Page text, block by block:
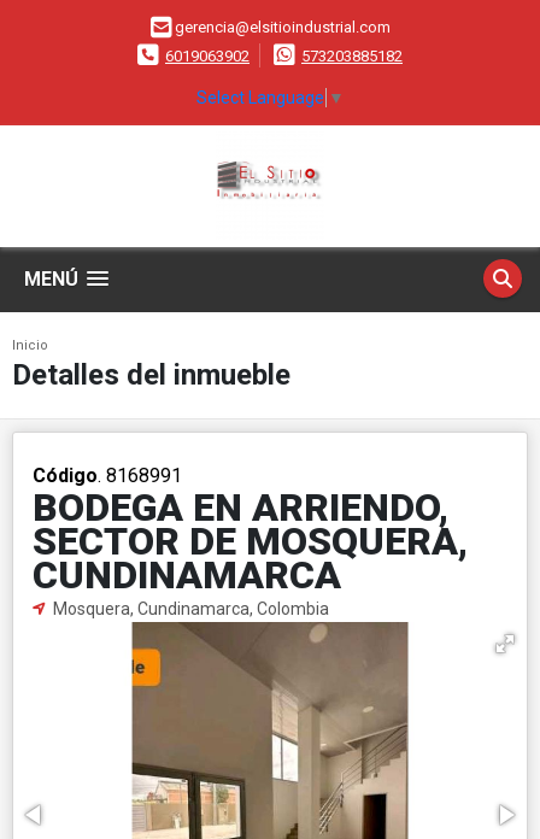
gerencia@elsitioindustrial.com
6019063902
573203885182
Select Language ▼
MENÚ
Inicio
Detalles del inmueble
Código. 8168991
BODEGA EN ARRIENDO,
SECTOR DE MOSQUERA,
CUNDINAMARCA
Mosquera, Cundinamarca, Colombia